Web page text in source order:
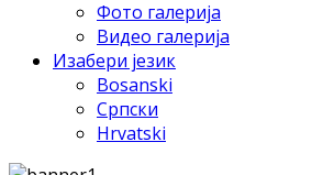
Фото галерија
Видео галерија
Изабери језик
Bosanski
Српски
Hrvatski